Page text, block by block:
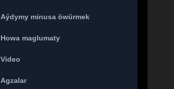
Aýdymy minusa öwürmek
Howa maglumaty
Video
Agzalar